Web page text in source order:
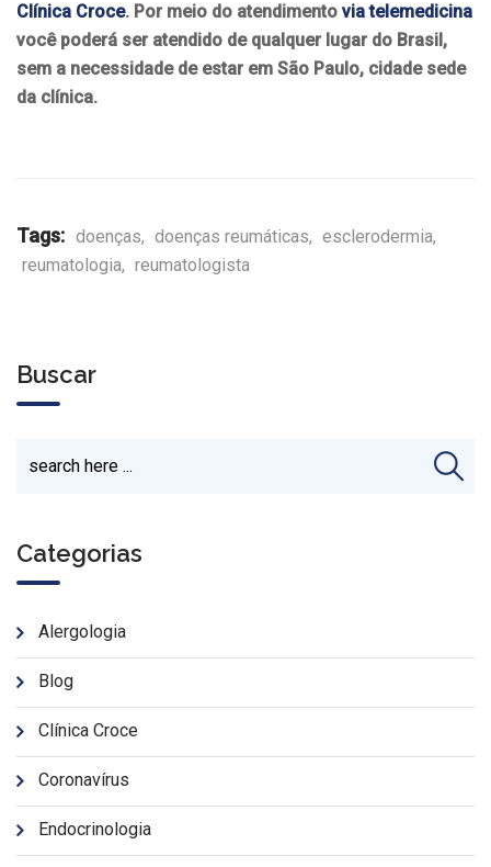
Clínica Croce. Por meio do atendimento via telemedicina
você poderá ser atendido de qualquer lugar do Brasil,
sem a necessidade de estar em São Paulo, cidade sede
da clínica.
Tags: doenças, doenças reumáticas, esclerodermia,
reumatologia, reumatologista
Buscar
Categorias
Alergologia
Blog
Clínica Croce
Coronavírus
Endocrinologia